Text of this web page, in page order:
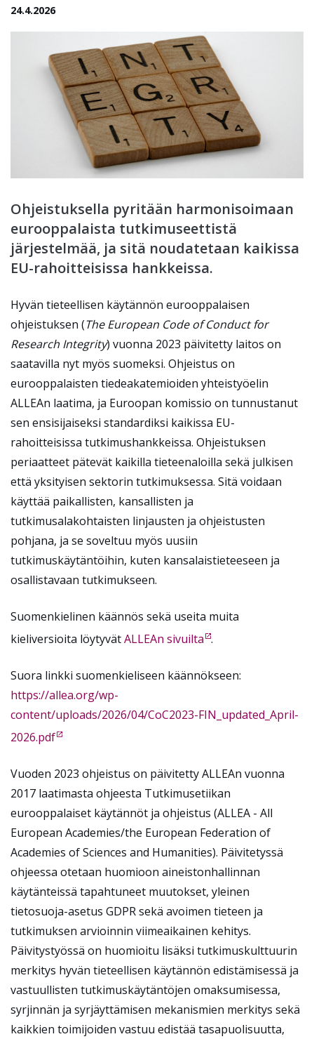
24.4.2026
Ohjeistuksella pyritään harmonisoimaan
eurooppalaista tutkimuseettistä
järjestelmää, ja sitä noudatetaan kaikissa
EU-rahoitteisissa hankkeissa.
Hyvän tieteellisen käytännön eurooppalaisen
ohjeistuksen (The European Code of Conduct for
Research Integrity) vuonna 2023 päivitetty laitos on
saatavilla nyt myös suomeksi. Ohjeistus on
eurooppalaisten tiedeakatemioiden yhteistyöelin
ALLEAn laatima, ja Euroopan komissio on tunnustanut
sen ensisijaiseksi standardiksi kaikissa EU-
rahoitteisissa tutkimushankkeissa. Ohjeistuksen
periaatteet pätevät kaikilla tieteenaloilla sekä julkisen
että yksityisen sektorin tutkimuksessa. Sitä voidaan
käyttää paikallisten, kansallisten ja
tutkimusalakohtaisten linjausten ja ohjeistusten
pohjana, ja se soveltuu myös uusiin
tutkimuskäytäntöihin, kuten kansalaistieteeseen ja
osallistavaan tutkimukseen.
Suomenkielinen käännös sekä useita muita
kieliversioita löytyvätALLEAn sivuilta .
Suora linkki suomenkieliseen käännökseen:
https://allea.org/wp-
content/uploads/2026/04/CoC2023-FIN_updated_April-
2026.pdf
Vuoden 2023 ohjeistus on päivitetty ALLEAn vuonna
2017 laatimasta ohjeesta Tutkimusetiikan
eurooppalaiset käytännöt ja ohjeistus (ALLEA - All
European Academies/the European Federation of
Academies of Sciences and Humanities). Päivitetyssä
ohjeessa otetaan huomioon aineistonhallinnan
käytänteissä tapahtuneet muutokset, yleinen
tietosuoja-asetus GDPR sekä avoimen tieteen ja
tutkimuksen arvioinnin viimeaikainen kehitys.
Päivitystyössä on huomioitu lisäksi tutkimuskulttuurin
merkitys hyvän tieteellisen käytännön edistämisessä ja
vastuullisten tutkimuskäytäntöjen omaksumisessa,
syrjinnän ja syrjäyttämisen mekanismien merkitys sekä
kaikkien toimijoiden vastuu edistää tasapuolisuutta,